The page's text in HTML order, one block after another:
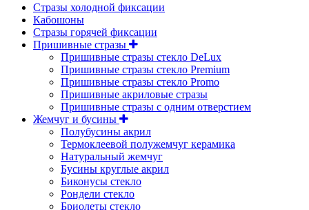
Стразы холодной фиксации
Кабошоны
Стразы горячей фиксации
Пришивные стразы
Пришивные стразы стекло DeLux
Пришивные стразы стекло Premium
Пришивные стразы стекло Promo
Пришивные акриловые стразы
Пришивные стразы с одним отверстием
Жемчуг и бусины
Полубусины акрил
Термоклеевой полужемчуг керамика
Натуральный жемчуг
Бусины круглые акрил
Биконусы стекло
Рондели стекло
Бриолеты стекло